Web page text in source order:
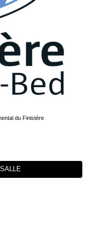
du Finistère